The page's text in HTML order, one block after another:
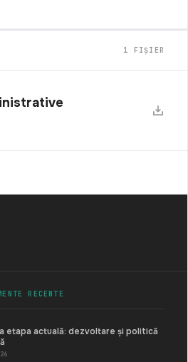
1 FIȘIER
RECENTE
etapa actuală: dezvoltare și politică